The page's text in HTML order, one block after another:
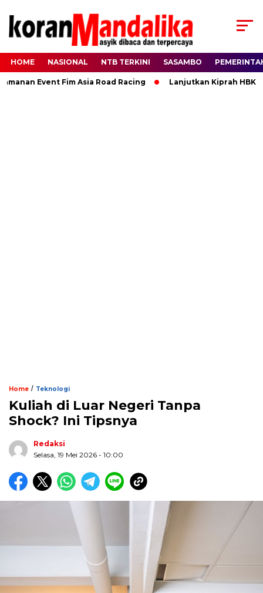
HOME NASIONAL NTB TERKINI SASAMBO
Event Fim Asia Road Racing Lanjutkan Kiprah HBK,
Home / Teknologi
Kuliah di Luar Negeri Tanpa
Shock? Ini Tipsnya
Redaksi
Selasa, 19 Mei 2026 - 10:00